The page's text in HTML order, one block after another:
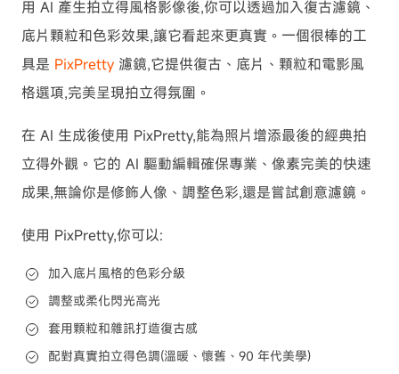
用 AI 產生拍立得風格影像後,你可以透過加入復古濾鏡、
底片顆粒和色彩效果,讓它看起來更真實。一個很棒的工
具是 PixPretty 濾鏡,它提供復古、底片、顆粒和電影風
格選項,完美呈現拍立得氛圍。
在 AI 生成後使用 PixPretty,能為照片增添最後的經典拍
立得外觀。它的 AI 驅動編輯確保專業、像素完美的快速
成果,無論你是修飾人像、調整色彩,還是嘗試創意濾鏡。
使用 PixPretty,你可以:
加入底片風格的色彩分級
調整或柔化閃光高光
套用顆粒和雜訊打造復古感
配對真實拍立得色調(溫暖、懷舊、90 年代美學)